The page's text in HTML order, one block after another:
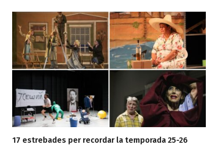
17 estrebades per recordar la temporada 25-26